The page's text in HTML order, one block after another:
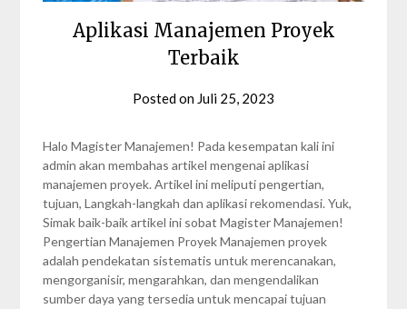
Aplikasi Manajemen Proyek
Terbaik
Posted on Juli 25, 2023
Zalfa
Halo Magister Manajemen! Pada kesempatan kali ini
admin akan membahas artikel mengenai aplikasi
manajemen proyek. Artikel ini meliputi pengertian,
tujuan, Langkah-langkah dan aplikasi rekomendasi. Yuk,
Simak baik-baik artikel ini sobat Magister Manajemen!
Pengertian Manajemen Proyek Manajemen proyek
adalah pendekatan sistematis untuk merencanakan,
mengorganisir, mengarahkan, dan mengendalikan
sumber daya yang tersedia untuk mencapai tujuan